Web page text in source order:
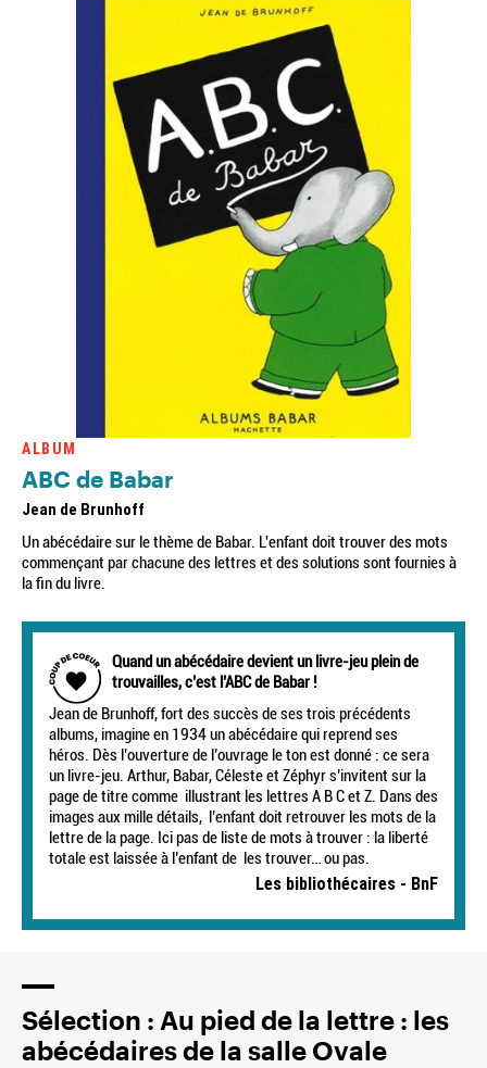
ALBUM
ABC de Babar
Jean de Brunhoff
Un abécédaire sur le thème de Babar. L'enfant doit trouver des mots
commençant par chacune des lettres et des solutions sont fournies à
la fin du livre.
Quand un abécédaire devient un livre-jeu plein de
trouvailles, c’est l’ABC de Babar !
Jean de Brunhoff, fort des succès de ses trois précédents
albums, imagine en 1934 un abécédaire qui reprend ses
héros. Dès l’ouverture de l’ouvrage le ton est donné : ce sera
un livre-jeu. Arthur, Babar, Céleste et Zéphyr s’invitent sur la
page de titre comme illustrant les lettres A B C et Z. Dans des
images aux mille détails, l’enfant doit retrouver les mots de la
lettre de la page. Ici pas de liste de mots à trouver : la liberté
totale est laissée à l’enfant de les trouver… ou pas.
Les bibliothécaires - BnF
Sélection : Au pied de la lettre : les
abécédaires de la salle Ovale